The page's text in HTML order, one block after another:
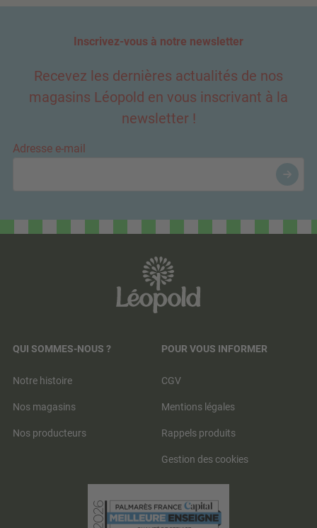
Inscrivez-vous à notre newsletter
Recevez les dernières actualités de nos
magasins Léopold en vous inscrivant à la
newsletter !
Adresse e-mail
QUI SOMMES-NOUS ?
Notre histoire
Nos magasins
Nos producteurs
POUR VOUS INFORMER
CGV
Mentions légales
Rappels produits
Gestion des cookies